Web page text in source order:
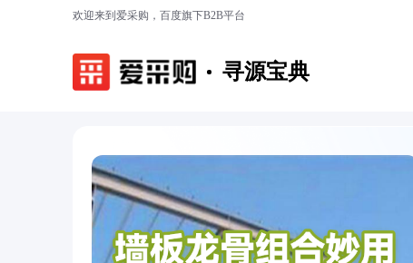
欢迎来到爱采购，百度旗下B2B平台
寻源宝典